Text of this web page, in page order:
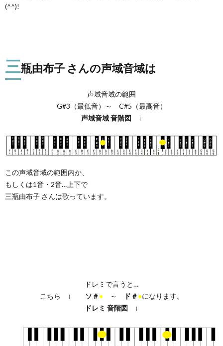
(^^)!
三瓶由布子 さんの声域音域は
声域音域の範囲
G#3（最低音）～ C#5（最高音）
声域音域音階図 ↓
この声域音域の範囲内か、
もしくは1音・2音…上下で
三瓶由布子 さんは歌っています。
ドレミで言うと…
こちら ↓
ソ＃●～ ド＃●になります。
ドレミ 音階図 ↓